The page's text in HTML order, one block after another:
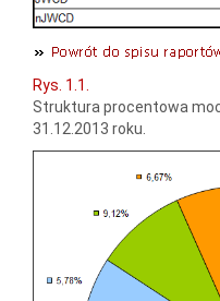
Rys. 1.1.
Struktura procentowa
31.12.2013 roku.